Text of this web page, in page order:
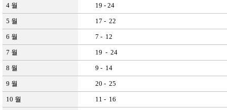
4 월 19 - 24
5 월 17 - 22
6 월 7 - 12
7 월 19 - 24
8 월 9 - 14
9 월 20 - 25
10 월 11 - 16